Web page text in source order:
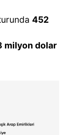
452
milyon dolar